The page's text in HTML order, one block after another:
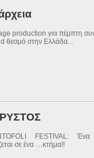
production για πέμπτη
θεσμό στην Ελλάδα...
FESTIVAL: Ένα
σε ένα …κτήμα!!